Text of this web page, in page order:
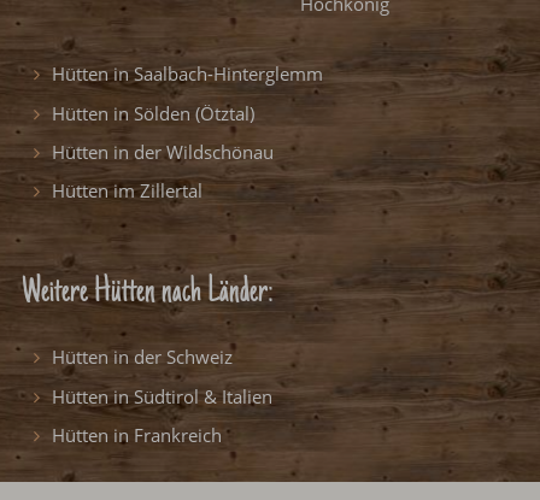
Hütten in Saalbach-Hinterglemm
Hütten in Sölden (Ötztal)
Hütten in der Wildschönau
Hütten im Zillertal
Weitere Hütten nach Länder:
Hütten in der Schweiz
Hütten in Südtirol & Italien
Hütten in Frankreich